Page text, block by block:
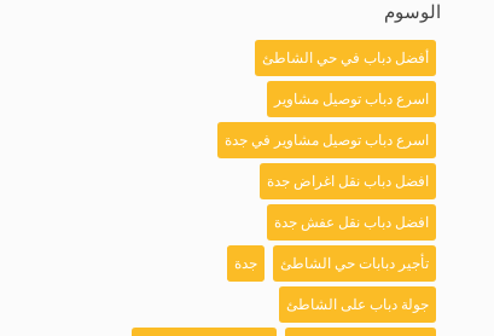
الوسوم
أفضل دباب في حي الشاطئ
اسرع دباب توصيل مشاوير
اسرع دباب توصيل مشاوير في جدة
افضل دباب نقل اغراض جدة
افضل دباب نقل عفش جدة
تأجير دبابات حي الشاطئ جدة
جولة دباب على الشاطئ